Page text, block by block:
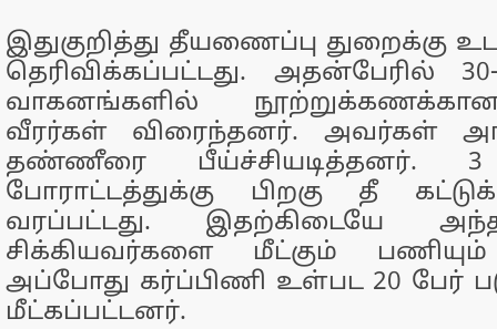
இதுகுறித்து தீயணைப்பு துறைக்கு
தெரிவிக்கப்பட்டது. அதன்பேரில்
வாகனங்களில்
வீரர்கள் விரைந்தனர். அவர்கள்
தண்ணீரை பீய்ச்சியடித்தனர்.
போராட்டத்துக்கு பிறகு தீ
வரப்பட்டது. இதற்கிடையே
சிக்கியவர்களை மீட்கும்
அப்போது கர்ப்பிணி உள்பட 20 பேர்
மீட்கப்பட்டனர்.